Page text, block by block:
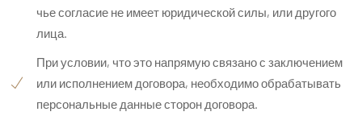
чье согласие не имеет юридической силы, или другого
лица.
При условии, что это напрямую связано с заключением
или исполнением договора, необходимо обрабатывать
персональные данные сторон договора.